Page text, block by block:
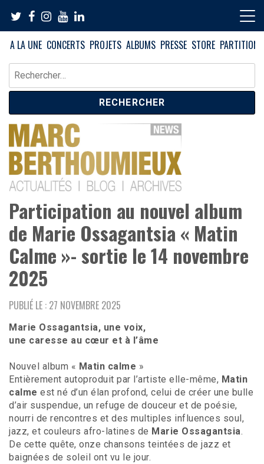
content
A LA UNE CONCERTS PROJETS ALBUMS PRESSE STORE PARTITIONS
Rechercher :
Blog Marc Berthoumieux
Participation au nouvel album
de Marie Ossagantsia « Matin
Calme »- sortie le 14 novembre
2025
PUBLIÉ LE : 27 NOVEMBRE 2025
Marie Ossagantsia, une voix,
une caresse au cœur et à l’âme
Nouvel album « Matin calme »
Entièrement autoproduit par l’artiste elle-même, Matin
calme est né d’un élan profond, celui de créer une bulle
d’air suspendue, un refuge de douceur et de poésie,
nourri de rencontres et des multiples influences soul,
jazz, et couleurs afro-latines de Marie Ossagantsia.
De cette quête, onze chansons teintées de jazz et
baignées de soleil ont vu le jour.